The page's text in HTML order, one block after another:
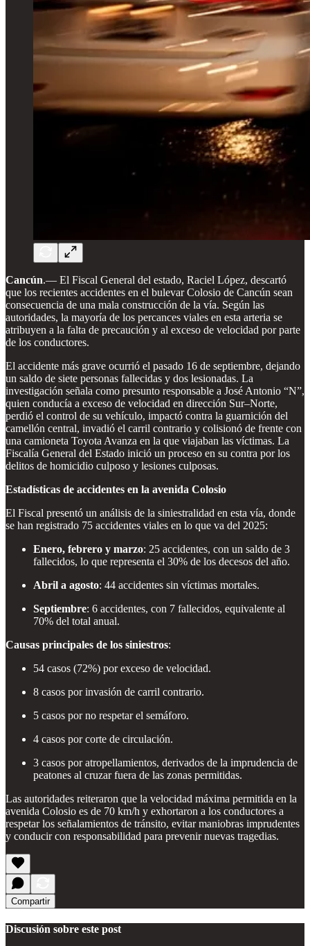
Cancún.— El Fiscal General del estado, Raciel López, descartó
que los recientes accidentes en el bulevar Colosio de Cancún sean
consecuencia de una mala construcción de la vía. Según las
autoridades, la mayoría de los percances viales en esta arteria se
atribuyen a la falta de precaución y al exceso de velocidad por parte
de los conductores.
El accidente más grave ocurrió el pasado 16 de septiembre, dejando
un saldo de siete personas fallecidas y dos lesionadas. La
investigación señala como presunto responsable a José Antonio “N”,
quien conducía a exceso de velocidad en dirección Sur–Norte,
perdió el control de su vehículo, impactó contra la guarnición del
camellón central, invadió el carril contrario y colisionó de frente con
una camioneta Toyota Avanza en la que viajaban las víctimas. La
Fiscalía General del Estado inició un proceso en su contra por los
delitos de homicidio culposo y lesiones culposas.
Estadísticas de accidentes en la avenida Colosio
El Fiscal presentó un análisis de la siniestralidad en esta vía, donde
se han registrado 75 accidentes viales en lo que va del 2025:
Enero, febrero y marzo: 25 accidentes, con un saldo de 3
fallecidos, lo que representa el 30% de los decesos del año.
Abril a agosto: 44 accidentes sin víctimas mortales.
Septiembre: 6 accidentes, con 7 fallecidos, equivalente al
70% del total anual.
Causas principales de los siniestros:
54 casos (72%) por exceso de velocidad.
8 casos por invasión de carril contrario.
5 casos por no respetar el semáforo.
4 casos por corte de circulación.
3 casos por atropellamientos, derivados de la imprudencia de
peatones al cruzar fuera de las zonas permitidas.
Las autoridades reiteraron que la velocidad máxima permitida en la
avenida Colosio es de 70 km/h y exhortaron a los conductores a
respetar los señalamientos de tránsito, evitar maniobras imprudentes
y conducir con responsabilidad para prevenir nuevas tragedias.
Compartir
Discusión sobre este post